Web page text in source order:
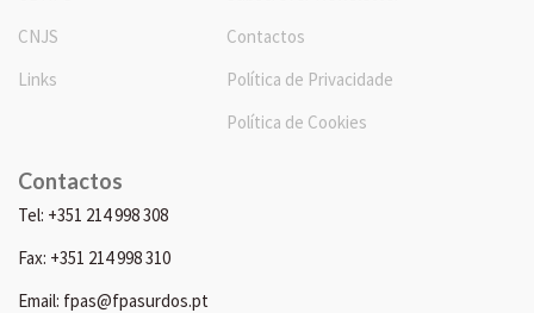
CNJS
Links
Contactos
Política de Privacidade
Política de Cookies
Contactos
Tel: +351 214 998 308
Fax: +351 214 998 310
Email: fpas@fpasurdos.pt